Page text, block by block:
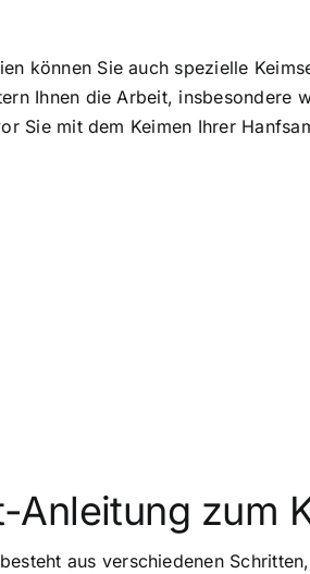
können Sie auch spezielle
Ihnen die Arbeit,
Sie mit dem Keimen Ihrer
zum
aus verschiedenen